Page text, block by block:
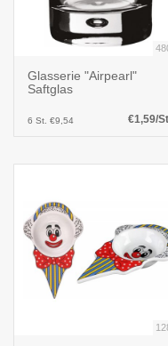
Glasserie "Airpearl"
Saftglas
6 St. €9,54 €1,59/